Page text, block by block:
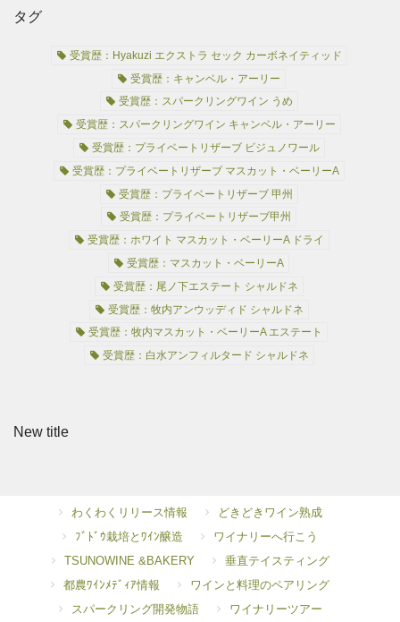
タグ
受賞歴：Hyakuzi エクストラ セック カーボネイティッド
受賞歴：キャンベル・アーリー
受賞歴：スパークリングワイン うめ
受賞歴：スパークリングワイン キャンベル・アーリー
受賞歴：プライベートリザーブ ビジュノワール
受賞歴：プライベートリザーブ マスカット・ベーリーA
受賞歴：プライベートリザーブ 甲州
受賞歴：プライベートリザーブ甲州
受賞歴：ホワイト マスカット・ベーリーA ドライ
受賞歴：マスカット・ベーリーA
受賞歴：尾ノ下エステート シャルドネ
受賞歴：牧内アンウッディド シャルドネ
受賞歴：牧内マスカット・ベーリーA エステート
受賞歴：白水アンフィルタード シャルドネ
New title
わくわくリリース情報
どきどきワイン熟成
ﾌﾞﾄﾞｳ栽培とﾜｲﾝ醸造
ワイナリーへ行こう
TSUNOWINE &BAKERY
垂直テイスティング
都農ﾜｲﾝﾒﾃﾞｨｱ情報
ワインと料理のペアリング
スパークリング開発物語
ワイナリーツアー